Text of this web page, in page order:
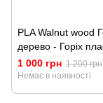
PLA Walnut wood
дерево - Горіх
філамент для 3D-
1 000 грн 1 200 грн
Немає в наявності